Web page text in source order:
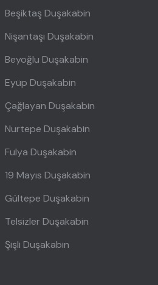
Beşiktaş Duşakabin
Nişantaşı Duşakabin
Beyoğlu Duşakabin
Eyüp Duşakabin
Çağlayan Duşakabin
Nurtepe Duşakabin
Fulya Duşakabin
19 Mayıs Duşakabin
Gültepe Duşakabin
Telsizler Duşakabin
Şişli Duşakabin